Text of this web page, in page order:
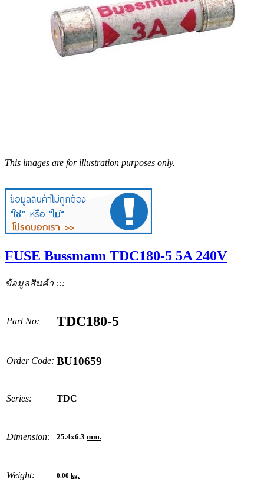
This images are for illustration purposes only.
FUSE Bussmann TDC180-5 5A 240V
ข้อมูลสินค้า :::
Part No: TDC180-5
Order Code: BU10659
Series: TDC
Dimension: 25.4x6.3 mm.
Weight: 0.00 kg.